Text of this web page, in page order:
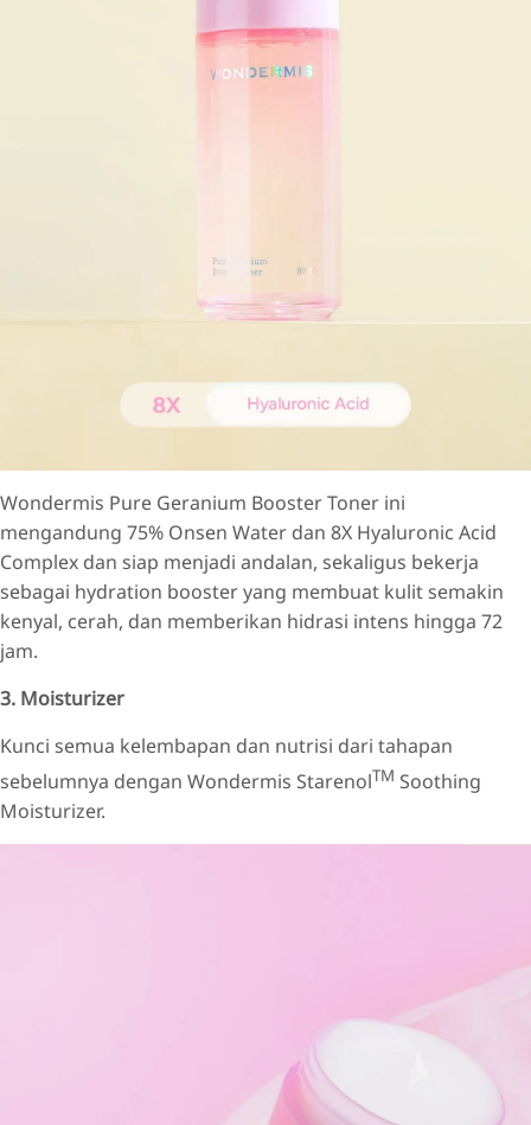
Wondermis Pure Geranium Booster Toner ini
mengandung 75% Onsen Water dan 8X Hyaluronic Acid
Complex dan siap menjadi andalan, sekaligus bekerja
sebagai hydration booster yang membuat kulit semakin
kenyal, cerah, dan memberikan hidrasi intens hingga 72
jam.
3. Moisturizer
Kunci semua kelembapan dan nutrisi dari tahapan
sebelumnya dengan Wondermis StarenolTM Soothing
Moisturizer.